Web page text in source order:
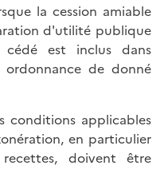
la cession amiable
d'utilité publique
est inclus dans
de donné
conditions applicables
en particulier
doivent être